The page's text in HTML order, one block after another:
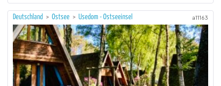
Deutschland > Ostsee > Usedom - Ostseeinsel a11163